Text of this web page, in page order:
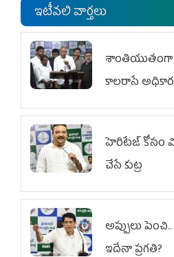
ఇటీవలి వార్తలు
శాంతియుతంగా
కాలరాసే
హెరిటేజ్
చేసే కుట్ర‌
అప్పులు
ఇదేనా ప్రగతి?